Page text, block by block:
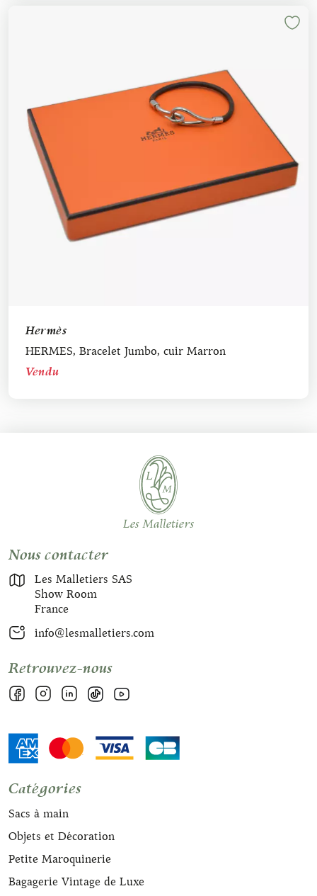
Hermès
HERMES, Bracelet Jumbo, cuir Marron
Vendu
Nous contacter
Les Malletiers SAS
Show Room
France
info@lesmalletiers.com
Retrouvez-nous
Catégories
Sacs à main
Objets et Décoration
Petite Maroquinerie
Bagagerie Vintage de Luxe